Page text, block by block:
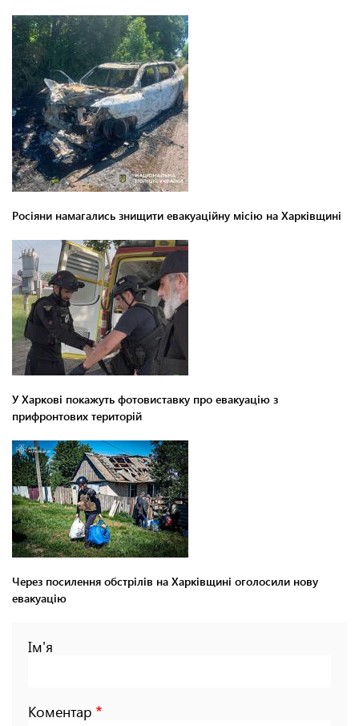
Росіяни намагались знищити евакуаційну місію на Харківщині
У Харкові покажуть фотовиставку про евакуацію з
прифронтових територій
Через посилення обстрілів на Харківщині оголосили нову
евакуацію
Ім'я
Коментар